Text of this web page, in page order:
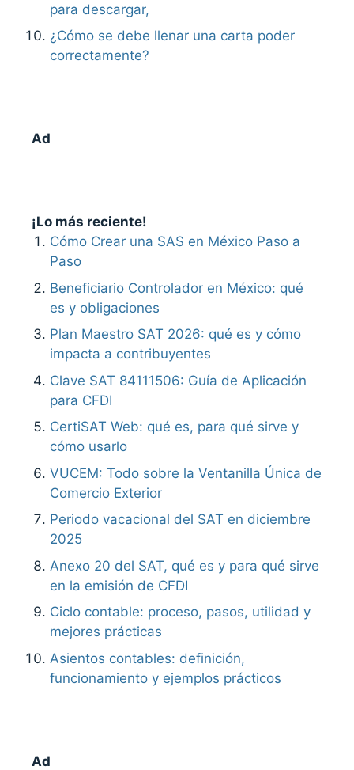
para descargar,
¿Cómo se debe llenar una carta poder
correctamente?
Ad
¡Lo más reciente!
Cómo Crear una SAS en México Paso a
Paso
Beneficiario Controlador en México: qué
es y obligaciones
Plan Maestro SAT 2026: qué es y cómo
impacta a contribuyentes
Clave SAT 84111506: Guía de Aplicación
para CFDI
CertiSAT Web: qué es, para qué sirve y
cómo usarlo
VUCEM: Todo sobre la Ventanilla Única de
Comercio Exterior
Periodo vacacional del SAT en diciembre
2025
Anexo 20 del SAT, qué es y para qué sirve
en la emisión de CFDI
Ciclo contable: proceso, pasos, utilidad y
mejores prácticas
Asientos contables: definición,
funcionamiento y ejemplos prácticos
Ad